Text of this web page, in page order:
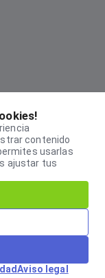
contenido
usarlas
ajustar tus
Aviso legal